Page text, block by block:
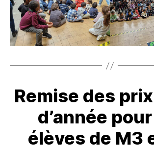
Remise des
d’année
élèves de M3